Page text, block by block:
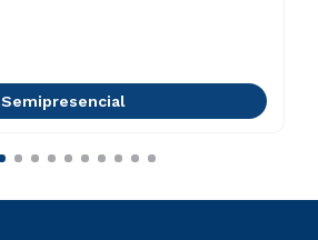
Semipresencial